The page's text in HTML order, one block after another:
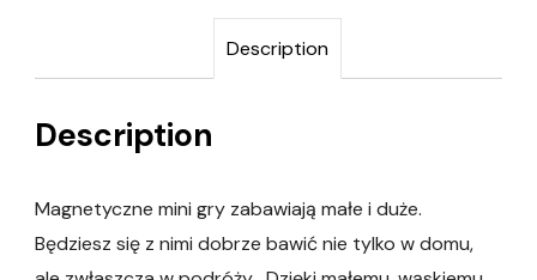
Description
Description
Magnetyczne mini gry zabawiają małe i duże.
Będziesz się z nimi dobrze bawić nie tylko w domu,